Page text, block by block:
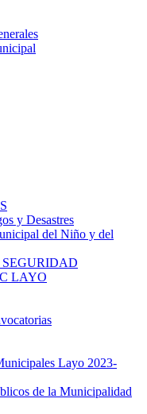
y Desastres
del Niño y del
LAYO
Layo 2023-
de la Municipalidad